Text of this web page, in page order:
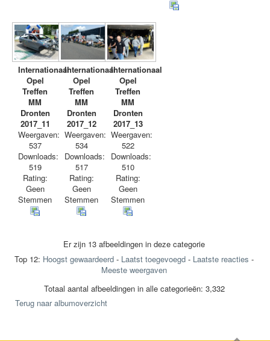
Internationaal
Opel
Treffen
MM
Dronten
2017_11
Weergaven:
537
Downloads:
519
Rating:
Geen
Stemmen
Internationaal
Opel
Treffen
MM
Dronten
2017_12
Weergaven:
534
Downloads:
517
Rating:
Geen
Stemmen
Internationaal
Opel
Treffen
MM
Dronten
2017_13
Weergaven:
522
Downloads:
510
Rating:
Geen
Stemmen
Er zijn 13 afbeeldingen in deze categorie
Top 12: Hoogst gewaardeerd - Laatst toegevoegd - Laatste reacties -
Meeste weergaven
Totaal aantal afbeeldingen in alle categorieën: 3,332
Terug naar albumoverzicht